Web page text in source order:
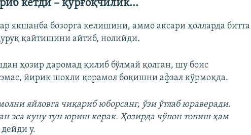
кетди – қурғоқчилик...
якшанба бозорга келишини, аммо аксари ҳолларда битта
қайтишини айтиб, нолийди.
ҳозир даромад қилиб бўлмай қолган, шу боис
йирик шохли қорамол боқишни афзал кўрмоқда.
яйловга чиқариб юборсанг, ўзи ўтлаб юраверади.
эса куну тун юриш керак. Ҳозирда чўпон топиш ҳам
дейди у.